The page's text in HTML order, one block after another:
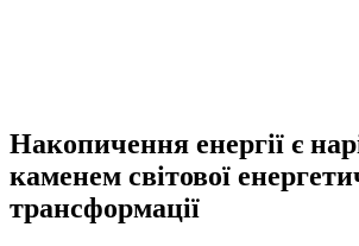
Накопичення енергії є
каменем світової
трансформації